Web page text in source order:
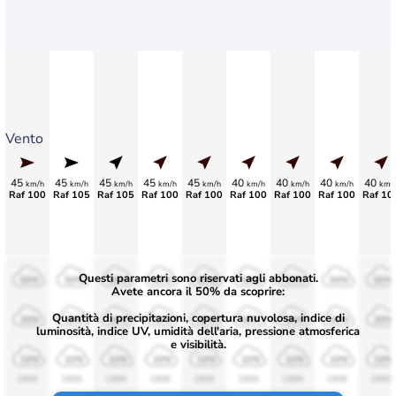
Vento
45 km/h
Raf 100
45 km/h
Raf 105
45 km/h
Raf 105
45 km/h
Raf 100
45 km/h
Raf 100
40 km/h
Raf 100
40 km/h
Raf 100
40 km/h
Raf 100
40 km/
Raf
50%
30%
10%
50%
30%
50%
30%
10%
50%
30%
50%
30%
10%
50%
30%
50%
30%
10%
Questi parametri sono riservati agli abbonati.
Avete ancora il 50% da scoprire:
Quantità di precipitazioni, copertura nuvolosa, indice di
luminosità, indice UV, umidità dell'aria, pressione atmosferica
e visibilità.